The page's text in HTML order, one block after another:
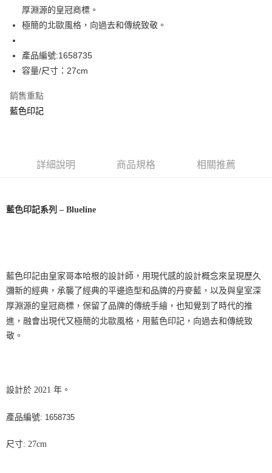
厚淵源的皇冠商標。
極簡的北歐風格，向過去和傳統致敬。
產品編號:1658735
容量/尺寸：27cm
銷售重點
藍色印記
詳細說明 商品規格 相關推薦
藍色印記系列 – Blueline
藍色印記由皇家哥本哈根的設計師，用現代感的設計概念來呈現歷久
彌新的經典，承襲了經典的平邊造型和品牌的丹麥藍，以及與皇室深
厚淵源的皇冠商標，保留了品牌的傳統手繪，也知覺到了時代的推
進，融會出現代又極簡的北歐風格，用藍色印記，向過去和傳統致
敬。
設計於 2021 年。
產品編號: 1658735
尺寸: 27cm